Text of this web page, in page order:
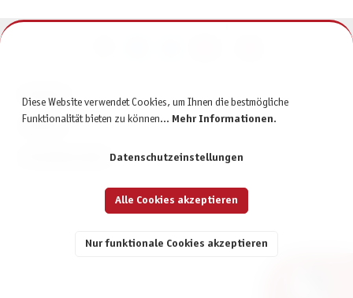
KONTAKT
Diese Website verwendet Cookies, um Ihnen die bestmögliche
Funktionalität bieten zu können... Mehr Informationen.
Datenschutzeinstellungen
Nur funktionale Cookies akzeptieren
Alle Cookies akzeptieren